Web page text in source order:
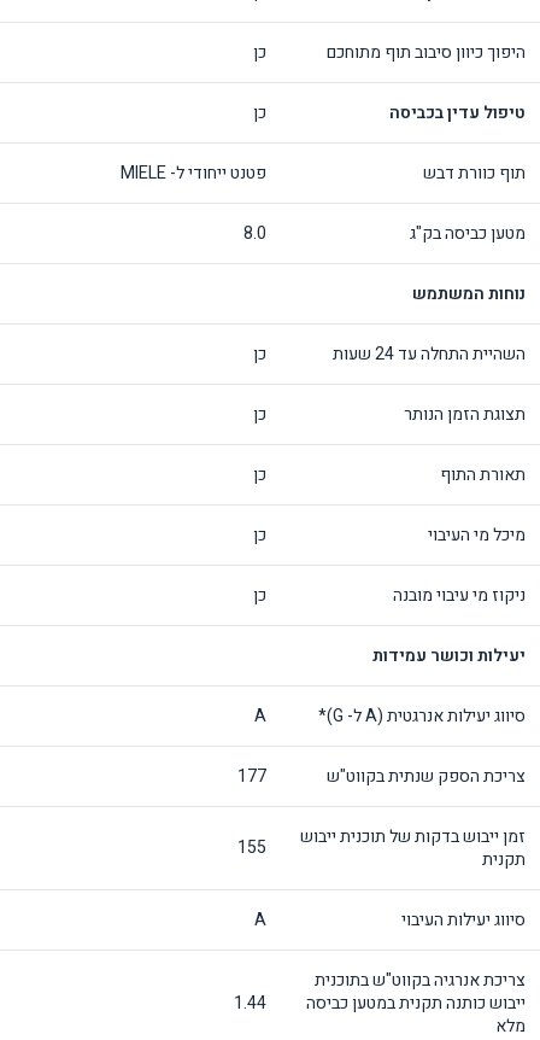
היפוך כיוון סיבוב תוף מתוחכם כן
טיפול עדין בכביסה כן
תוף כוורת דבש פטנט ייחודי ל- MIELE
מטען כביסה בק"ג 8.0
נוחות המשתמש
השהיית התחלה עד 24 שעות כן
תצוגת הזמן הנותר כן
תאורת התוף כן
מיכל מי העיבוי כן
ניקוז מי עיבוי מובנה כן
יעילות וכושר עמידות
סיווג יעילות אנרגטית (A ל- G)* A
צריכת הספק שנתית בקווט"ש 177
זמן ייבוש בדקות של תוכנית ייבוש
תקנית
155
סיווג יעילות העיבוי A
צריכת אנרגיה בקווט"ש בתוכנית
ייבוש כותנה תקנית במטען כביסה
מלא
1.44